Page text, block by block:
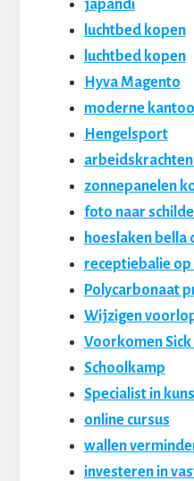
japandi
luchtbed kopen
luchtbed kopen
Hyva Magento
moderne
Hengelsport
zonnepanelen
foto naar
hoeslaken bella
receptiebalie op
Polycarbonaat
Wijzigen
Voorkomen
Schoolkamp
Specialist in
online cursus
wallen
investeren in